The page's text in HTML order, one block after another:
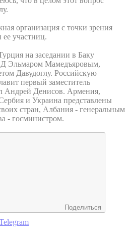
организация с точки зрения
участниц.
на заседании в Баку
Эльмаром Мамедъяровым,
Давудоглу. Российскую
первый заместитель
Андрей Денисов. Армения,
и Украина представлены
стран, Албания - генеральным
- госминистром.
Поделиться